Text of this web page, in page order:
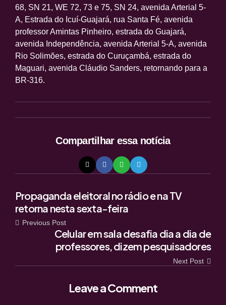
68, SN 21, WE 72, 73 e 75, SN 24, avenida Arterial 5-
A, Estrada do Icuí-Guajará, rua Santa Fé, avenida
professor Amintas Pinheiro, estrada do Guajará,
avenida Independência, avenida Arterial 5-A, avenida
Rio Solimões, estrada do Curuçambá, estrada do
Maguari, avenida Cláudio Sanders, retornando para a
BR-316.
Compartilhar essa notícia
Post
navigation
Propaganda eleitoral no rádio e na TV
retorna nesta sexta-feira
Previous Post
Celular em sala desafia dia a dia de
professores, dizem pesquisadores
Next Post
Leave a Comment